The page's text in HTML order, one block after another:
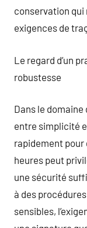
conservation qui
exigences de
Le regard d’un
robustesse
Dans le domaine
entre simplicité
rapidement pour
heures peut
une sécurité
à des
sensibles,